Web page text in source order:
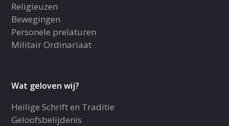
Religieuzen
Bewegingen
Personele prelaturen
Militair Ordinariaat
Wat geloven wij?
Heilige Schrift en Traditie
Geloofsbelijdenis